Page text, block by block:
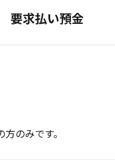
要求払い預金
のみです。